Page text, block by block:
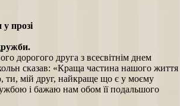
прозі
дорогого друга з всесвітнім днем
сказав: «Краща частина нашого життя
ти, мій друг, найкраще що є у моєму
і бажаю нам обом її подальшого